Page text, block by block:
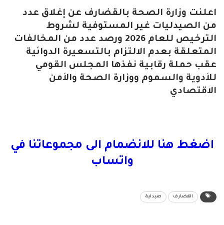
اعلنت وزارة الصحة بالقضارف عن إغلاق عدد
من الصيدليات غير المستوفية لشروط
الترخيص للعام 2026 ورصد عدد من المخالفات
المتعلقة بعدم الالتزام بالتسعيرة الدوائية
عقب حملة رقابية نفذها المجلس القومي
للأدوية والسموم ووزارة الصحة والأمن
الاقتصادي
اضغط هنا للانضمام الى مجموعاتنا في
واتساب
القضارف صيدلية